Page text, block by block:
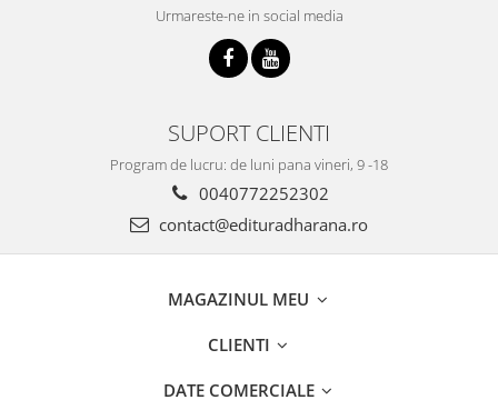
Urmareste-ne in social media
SUPORT CLIENTI
Program de lucru: de luni pana vineri, 9 -18
0040772252302
contact@edituradharana.ro
MAGAZINUL MEU
CLIENTI
DATE COMERCIALE